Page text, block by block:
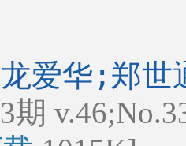
爱华;郑世
期